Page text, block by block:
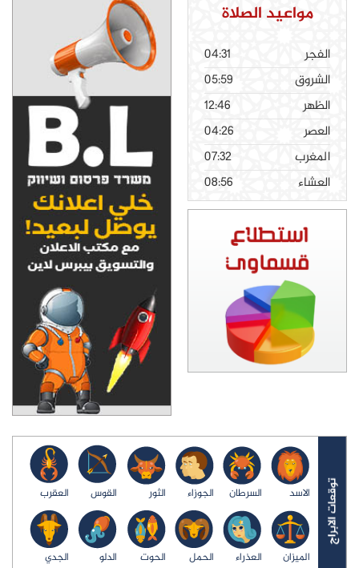
مواعيد الصلاة
الفجر
04:31
الشروق
05:59
الظهر
12:46
العصر
04:26
المغرب
07:32
العشاء
08:56
الاسد السرطان الجوزاء الثور القوس العقرب
الميزان العذراء الحمل الحوت الدلو الجدي